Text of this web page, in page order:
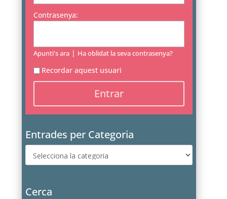
Contrasenya:
Apunti's ara | Ha oblidat la seva contrasenya?
Recordar aquest usuari
Entrades per Categoria
per
Cerca